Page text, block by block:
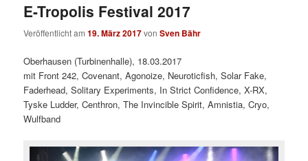
E-Tropolis Festival 2017
Veröffentlicht am19. März 2017vonSven Bähr
Oberhausen (Turbinenhalle), 18.03.2017
mit Front 242, Covenant, Agonoize, Neuroticfish, Solar Fake,
Faderhead, Solitary Experiments, In Strict Confidence, X-RX,
Tyske Ludder, Centhron, The Invincible Spirit, Amnistia, Cryo,
Wulfband